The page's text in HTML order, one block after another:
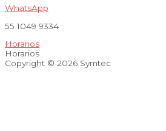
WhatsApp
55 1049 9334
Horarios
Horarios
Copyright © 2026 Symtec